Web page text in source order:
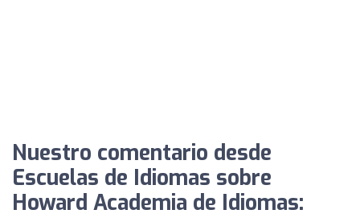
Nuestro comentario desde
Escuelas de Idiomas sobre
Howard Academia de Idiomas: